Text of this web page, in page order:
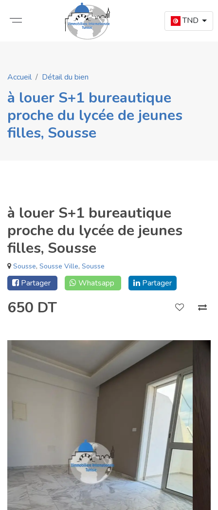
TND
Accueil Détail du bien
à louer S+1 bureautique
proche du lycée de jeunes
filles, Sousse
à louer S+1 bureautique
proche du lycée de jeunes
filles, Sousse
Sousse, Sousse Ville, Sousse
Partager Whatsapp Partager
650 DT